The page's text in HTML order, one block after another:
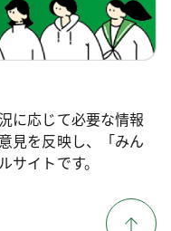
に応じて必要な情報
見を反映し、「みん
イトです。